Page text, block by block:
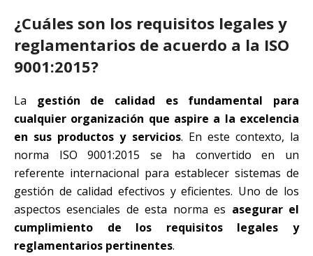
¿Cuáles son los requisitos legales y
reglamentarios de acuerdo a la ISO
9001:2015?
La gestión de calidad es fundamental para
cualquier organización que aspire a la excelencia
en sus productos y servicios. En este contexto, la
norma ISO 9001:2015 se ha convertido en un
referente internacional para establecer sistemas de
gestión de calidad efectivos y eficientes. Uno de los
aspectos esenciales de esta norma es asegurar el
cumplimiento de los requisitos legales y
reglamentarios pertinentes.